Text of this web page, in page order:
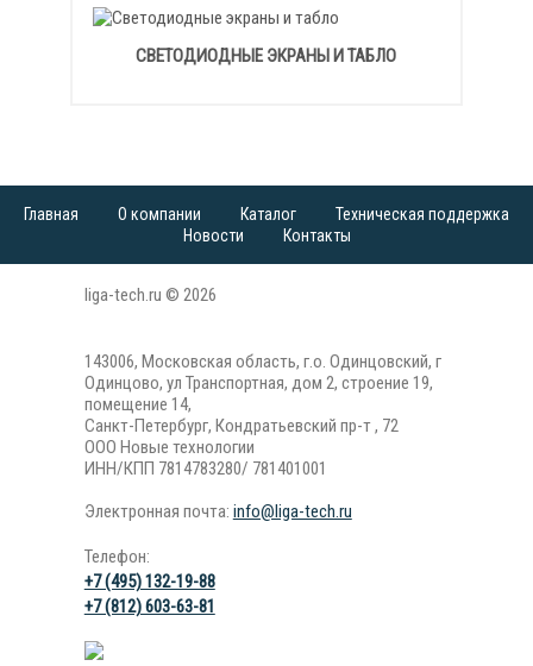
СВЕТОДИОДНЫЕ ЭКРАНЫ И ТАБЛО
Главная О компании Каталог
Техническая поддержка
Новости
Контакты
liga-tech.ru © 2026
143006, Московская область, г.о. Одинцовский, г
Одинцово, ул Транспортная, дом 2, строение 19,
помещение 14,
Санкт-Петербург, Кондратьевский пр-т , 72
ООО Новые технологии
ИНН/КПП 7814783280/ 781401001
Электронная почта: info@liga-tech.ru
Телефон:
+7 (495) 132-19-88
+7 (812) 603-63-81